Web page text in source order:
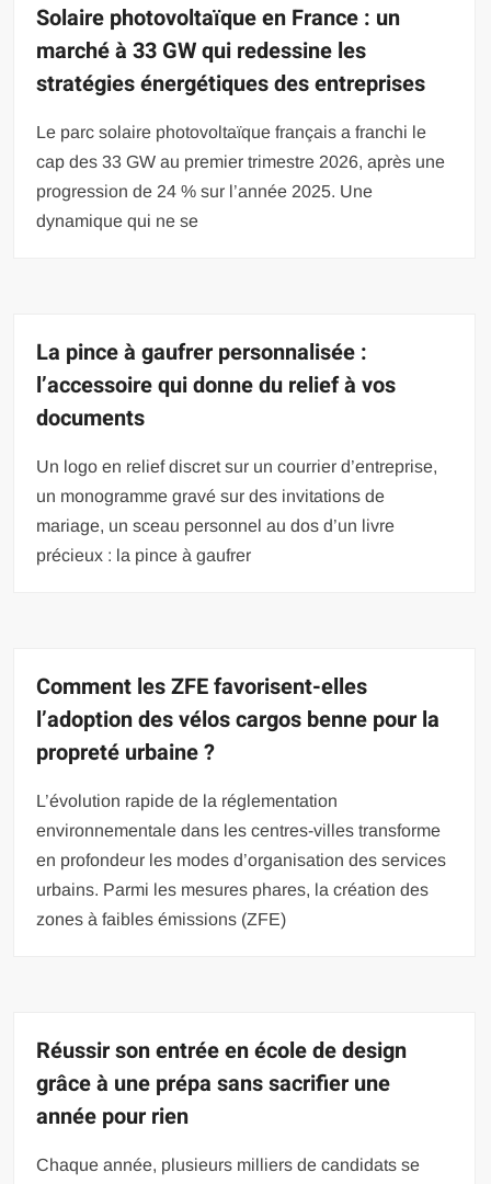
Solaire photovoltaïque en France : un
marché à 33 GW qui redessine les
stratégies énergétiques des entreprises
Le parc solaire photovoltaïque français a franchi le
cap des 33 GW au premier trimestre 2026, après une
progression de 24 % sur l’année 2025. Une
dynamique qui ne se
La pince à gaufrer personnalisée :
l’accessoire qui donne du relief à vos
documents
Un logo en relief discret sur un courrier d’entreprise,
un monogramme gravé sur des invitations de
mariage, un sceau personnel au dos d’un livre
précieux : la pince à gaufrer
Comment les ZFE favorisent-elles
l’adoption des vélos cargos benne pour la
propreté urbaine ?
L’évolution rapide de la réglementation
environnementale dans les centres-villes transforme
en profondeur les modes d’organisation des services
urbains. Parmi les mesures phares, la création des
zones à faibles émissions (ZFE)
Réussir son entrée en école de design
grâce à une prépa sans sacrifier une
année pour rien
Chaque année, plusieurs milliers de candidats se